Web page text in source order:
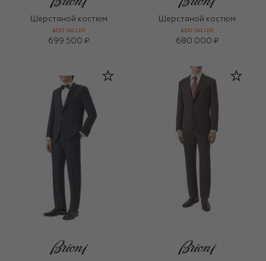
Шерстяной костюм
BEST-SELLER
699 500 ₽
Шерстяной костюм
BEST-SELLER
680 000 ₽